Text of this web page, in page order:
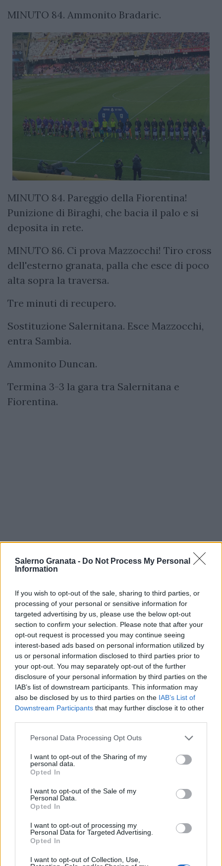
Salerno Granata - Do Not Process My Personal
Information
If you wish to opt-out of the sale, sharing to third parties, or
processing of your personal or sensitive information for
targeted advertising by us, please use the below opt-out
section to confirm your selection. Please note that after your
opt-out request is processed you may continue seeing
interest-based ads based on personal information utilized by
us or personal information disclosed to third parties prior to
your opt-out. You may separately opt-out of the further
disclosure of your personal information by third parties on the
IAB’s list of downstream participants. This information may
also be disclosed by us to third parties on the IAB’s List of
Downstream Participants that may further disclose it to other
Personal Data Processing Opt Outs
I want to opt-out of the Sharing of my
personal data.
Opted In
I want to opt-out of the Sale of my
Personal Data.
Opted In
I want to opt-out of processing my
Personal Data for Targeted Advertising.
Opted In
I want to opt-out of Collection, Use,
MINUTO 84. Ammonito Bradaric.
MINUTO 84. Pareggio della Fiorentina!
Punizione di Biraghi, che bacia il palo e si
deposita in rete.
MINUTO 86. Ci prova Mazzocchi! Tiro cross
dell'esterno granata, palla che esce di poco
alta sopra la traversa.
Tre minuti di recupero.
Sostituzione Salernitana. Esce Mazzocchi,
entra Sambia.
Ammonito Duncan.
Termina 3-3 la gara tra Salernitana e
Fiorentina.